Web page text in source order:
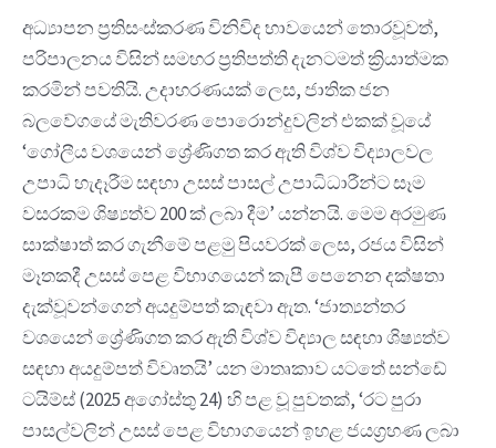
අධ්‍යාපන ප්‍රතිසංස්කරණ විනිවිද භාවයෙන් තොරවූවත්,
පරිපාලනය විසින් සමහර ප්‍රතිපත්ති දැනටමත් ක්‍රියාත්මක
කරමින් පවතියි. උදාහරණයක් ලෙස, ජාතික ජන
බලවේගයේ මැතිවරණ පොරොන්දුවලින් එකක් වූයේ
‘ගෝලීය වශයෙන් ශ්‍රේණිගත කර ඇති විශ්ව විද්‍යාලවල
උපාධි හැදෑරීම සඳහා උසස් පාසල් උපාධිධාරීන්ට සෑම
වසරකම ශිෂ්‍යත්ව 200 ක් ලබා දීම’ යන්නයි. මෙම අරමුණ
සාක්ෂාත් කර ගැනීමේ පළමු පියවරක් ලෙස, රජය විසින්
මෑතකදී උසස් පෙළ විභාගයෙන් කැපී පෙනෙන දක්ෂතා
දැක්වූවන්ගෙන් අයදුම්පත් කැඳවා ඇත. ‘ජාත්‍යන්තර
වශයෙන් ශ්‍රේණිගත කර ඇති විශ්ව විද්‍යාල සඳහා ශිෂ්‍යත්ව
සඳහා අයදුම්පත් විවෘතයි’ යන මාතෘකාව යටතේ සන්ඩේ
ටයිම්ස් (2025 අගෝස්තු 24) හි පළ වූ පුවතක්, ‘රට පුරා
පාසල්වලින් උසස් පෙළ විභාගයෙන් ඉහළ ජයග්‍රහණ ලබා